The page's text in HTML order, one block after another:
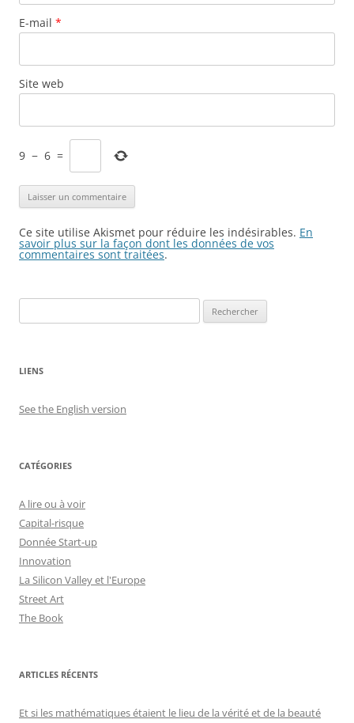
E-mail *
Site web
9 − 6 =
Ce site utilise Akismet pour réduire les indésirables. En
savoir plus sur la façon dont les données de vos
commentaires sont traitées.
LIENS
See the English version
CATÉGORIES
A lire ou à voir
Capital-risque
Donnée Start-up
Innovation
La Silicon Valley et l'Europe
Street Art
The Book
ARTICLES RÉCENTS
Et si les mathématiques étaient le lieu de la vérité et de la beauté